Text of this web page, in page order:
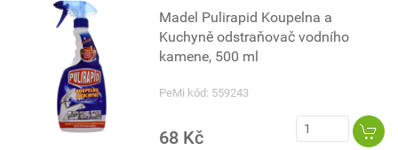
Madel Pulirapid Koupelna a
Kuchyně odstraňovač vodního
kamene, 500 ml
PeMi kód: 559243
68 Kč